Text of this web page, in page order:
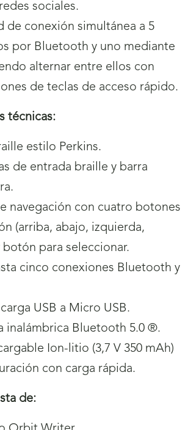
sociales.
de conexión simultánea a 5
por Bluetooth y uno mediante
alternar entre ellos con
de teclas de acceso rápido.
técnicas:
estilo Perkins.
de entrada braille y barra
navegación con cuatro botones
(arriba, abajo, izquierda,
botón para seleccionar.
cinco conexiones Bluetooth y
USB a Micro USB.
inalámbrica Bluetooth 5.0 ®.
Ion-litio (3,7 V 350 mAh)
con carga rápida.
de: